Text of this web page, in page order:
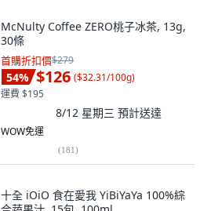
McNulty Coffee ZERO桃子冰茶, 13g,
30條
首購折扣價$279
54% $126 ($32.31/100g)
運費 $195
8/12 星期三 預計送達
WOW免運
(181)
十全 iOiO 食在愛我 YiBiYaYa 100%綜